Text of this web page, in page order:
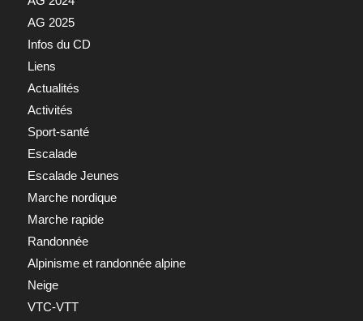
AG 2025
Infos du CD
Liens
Actualités
Activités
Sport-santé
Escalade
Escalade Jeunes
Marche nordique
Marche rapide
Randonnée
Alpinisme et randonnée alpine
Neige
VTC-VTT